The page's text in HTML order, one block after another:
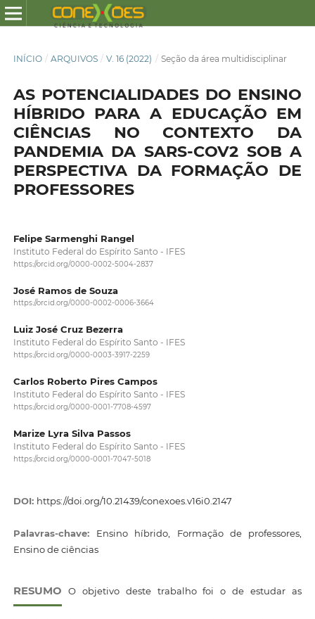
INÍCIO / ARQUIVOS / V. 16 (2022) / Seção da área multidisciplinar
AS POTENCIALIDADES DO ENSINO
HÍBRIDO PARA A EDUCAÇÃO EM
CIÊNCIAS NO CONTEXTO DA
PANDEMIA DA SARS-COV2 SOB A
PERSPECTIVA DA FORMAÇÃO DE
PROFESSORES
Felipe Sarmenghi Rangel
Instituto Federal do Espírito Santo - IFES
https://orcid.org/0000-0002-5004-2837
José Ramos de Souza
https://orcid.org/0000-0002-0006-3664
Luiz José Cruz Bezerra
Instituto Federal do Espírito Santo - IFES
https://orcid.org/0000-0003-3917-2259
Carlos Roberto Pires Campos
Instituto Federal do Espírito Santo - IFES
https://orcid.org/0000-0001-7708-4597
Marize Lyra Silva Passos
Instituto Federal do Espírito Santo - IFES
https://orcid.org/0000-0001-7047-5018
DOI: https://doi.org/10.21439/conexoes.v16i0.2147
Palavras-chave: Ensino híbrido, Formação de professores,
Ensino de ciências
RESUMO O objetivo deste trabalho foi o de estudar as